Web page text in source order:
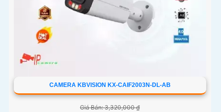
CAMERA KBVISION KX-CAIF2003N-DL-AB
Giá Bán: 3,320,000 ₫